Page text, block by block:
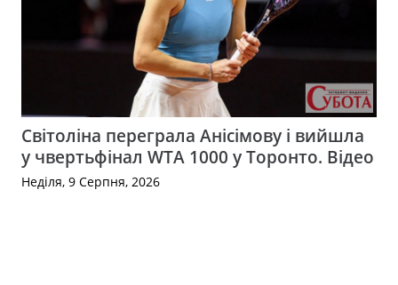
Світоліна переграла Анісімову і вийшла
у чвертьфінал WTA 1000 у Торонто. Відео
Неділя, 9 Серпня, 2026